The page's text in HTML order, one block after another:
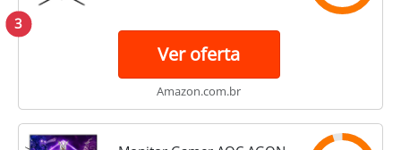
3
FreeSync, G-Sync,
HDMI/DP, PG-CTSP28-BL01
Ver oferta
Amazon.com.br